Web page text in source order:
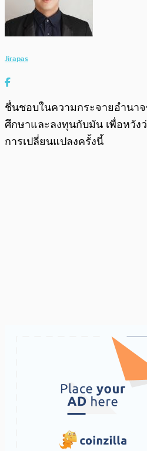
Jirapas
ชื่นชอบในความกระจายอำนา
ศึกษาและลงทุนกับมัน เพื่อหวัง
การเปลี่ยนแปลงครั้งนี้